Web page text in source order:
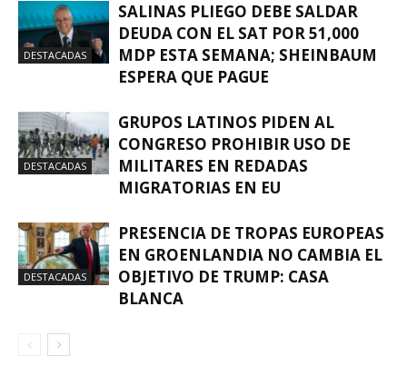
DESTACADAS
SALINAS PLIEGO DEBE SALDAR
DEUDA CON EL SAT POR 51,000
MDP ESTA SEMANA; SHEINBAUM
ESPERA QUE PAGUE
DESTACADAS
GRUPOS LATINOS PIDEN AL
CONGRESO PROHIBIR USO DE
MILITARES EN REDADAS
MIGRATORIAS EN EU
DESTACADAS
PRESENCIA DE TROPAS EUROPEAS
EN GROENLANDIA NO CAMBIA EL
OBJETIVO DE TRUMP: CASA
BLANCA